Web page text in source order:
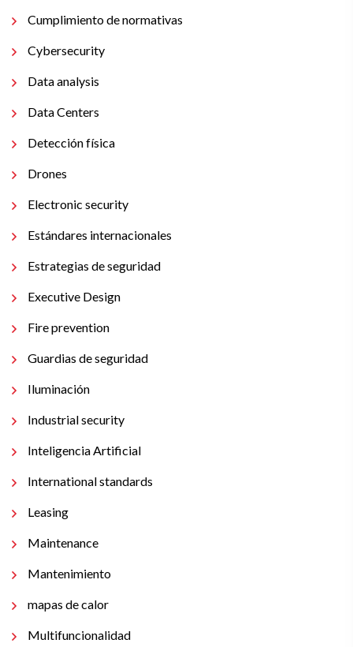
Cumplimiento de normativas
Cybersecurity
Data analysis
Data Centers
Detección física
Drones
Electronic security
Estándares internacionales
Estrategias de seguridad
Executive Design
Fire prevention
Guardias de seguridad
Iluminación
Industrial security
Inteligencia Artificial
International standards
Leasing
Maintenance
Mantenimiento
mapas de calor
Multifuncionalidad